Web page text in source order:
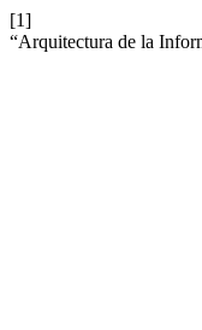
[1]
“Arquitectura de la